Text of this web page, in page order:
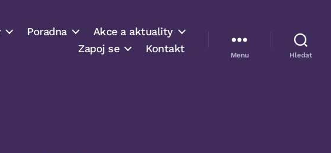
Poradna
Akce a aktuality
Zapoj se
Kontakt
Menu Hledat